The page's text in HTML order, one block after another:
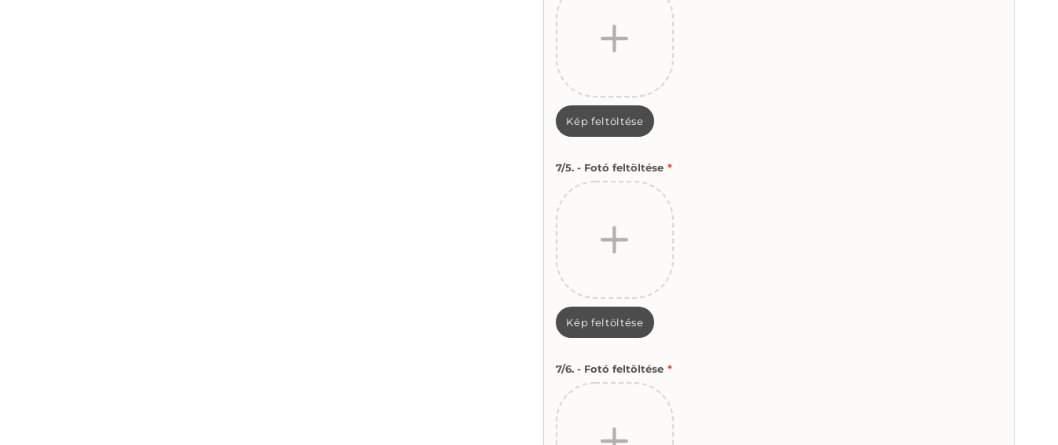
Kép feltöltése
7/5. - Fotó feltöltése *
Kép feltöltése
7/6. - Fotó feltöltése *